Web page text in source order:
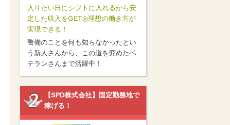
入りたい日にシフトに入れるから安
定した収入をGET◎理想の働き方が
実現できる！
警備のことを何も知らなかったとい
う新人さんから、この道を究めたベ
テランさんまで活躍中！
【SPD株式会社】固定勤務地で
稼げる！